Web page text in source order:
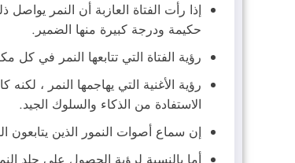
إذا رأت الفتاة العازبة أن النمر
حكيمة ودرجة كبيرة منها الضمير.
رؤية الفتاة التي تتابعها النمر في
رؤية الأغنية التي يهاجمها النمر ،
الاستفادة من الذكاء والسلوك الجيد.
إن سماع أصوات النمور الذين يتابعون